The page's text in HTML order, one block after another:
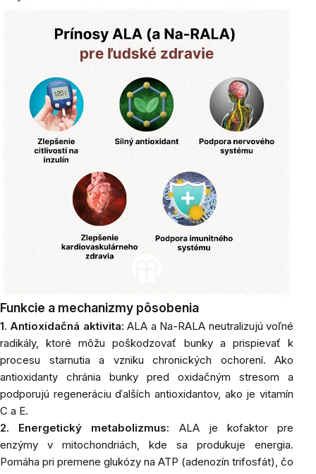
Funkcie a mechanizmy pôsobenia
1. Antioxidačná aktivita:ALA a Na-RALA neutralizujú voľné
radikály, ktoré môžu poškodzovať bunky a prispievať k
procesu starnutia a vzniku chronických ochorení. Ako
antioxidanty chránia bunky pred oxidačným stresom a
podporujú regeneráciu ďalších antioxidantov, ako je vitamín
C a E.
2. Energetický metabolizmus: ALA je kofaktor pre
enzýmy v mitochondriách, kde sa produkuje energia.
Pomáha pri premene glukózy na ATP (adenozín trifosfát), čo